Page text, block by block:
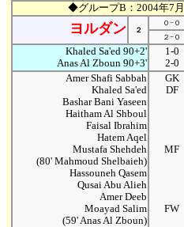
◆グループB：2004年7
ヨルダン ２
０−０
２−０
Khaled Sa'ed 90+2'
Anas Al Zboun 90+3'
1-0
2-0
Amer Shafi Sabbah
Khaled Sa'ed
Bashar Bani Yaseen
Haitham Al Shboul
Faisal Ibrahim
Hatem Aqel
Mustafa Shehdeh
(80' Mahmoud Shelbaieh)
Hassouneh Qasem
Qusai Abu Alieh
Amer Deeb
Moayad Salim
(59' Anas Al Zboun)
GK
DF
MF
FW